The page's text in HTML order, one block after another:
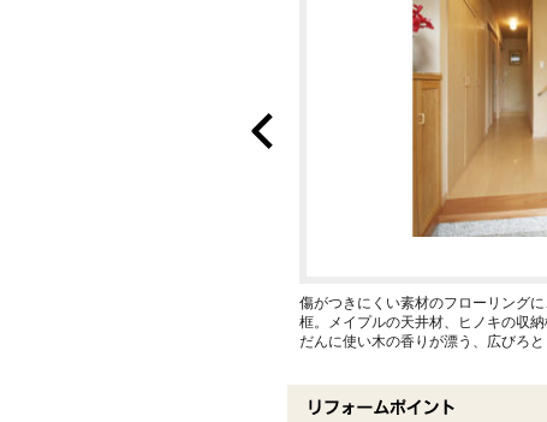
傷がつきにくい素材のフローリング
框。メイプルの天井材、ヒノキの収
だんに使い木の香りが漂う、広びろと